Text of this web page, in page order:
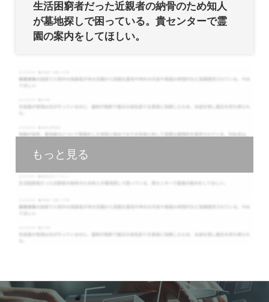
生活困窮者だった近親者の納骨のため知人
が墓地探しで困っている。貴センターで霊
園の案内をしてほしい。
もっと見る